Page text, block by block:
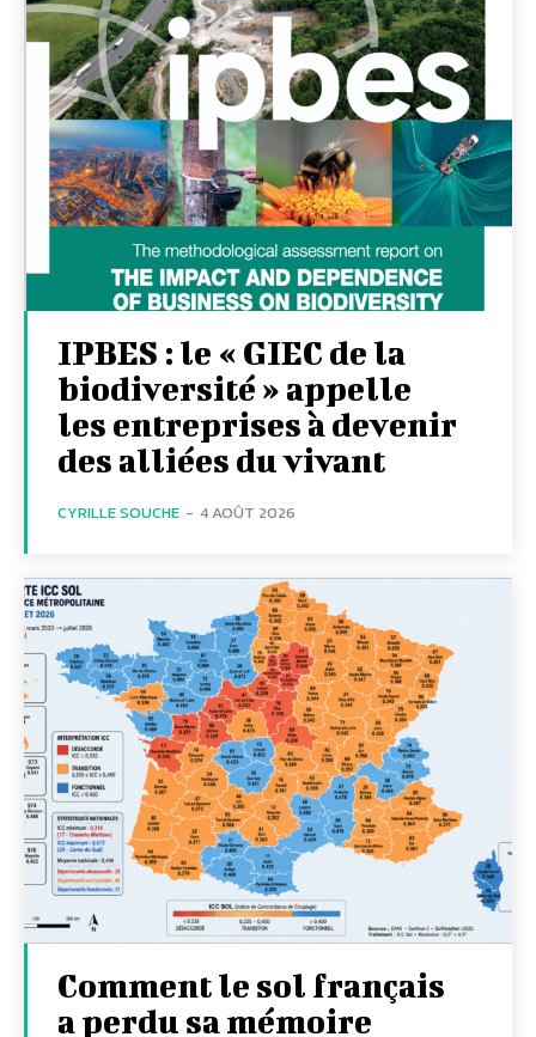
IPBES : le « GIEC de la
biodiversité » appelle
les entreprises à devenir
des alliées du vivant
CYRILLE SOUCHE - 4 AOÛT 2026
Comment le sol français
a perdu sa mémoire